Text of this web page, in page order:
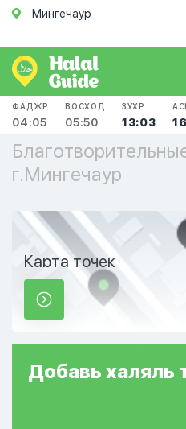
Мингечаур
ФАДЖР
04:05
ВОСХОД
05:50
ЗУХР
13:03
г.Мингечаур
Карта точек
Добавь халяль